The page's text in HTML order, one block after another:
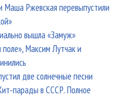
Ржевская перевыпустили
вышла «Замуж»
Максим Лутчак и
две солнечные песни
парады в СССР. Полное